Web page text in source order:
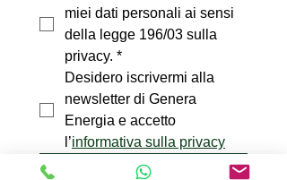
miei dati personali ai sensi
della legge 196/03 sulla
privacy. *
Desidero iscrivermi alla
newsletter di Genera
Energia e accetto
l’informativa sulla privacy
Prenota il Tuo Sopralluogo